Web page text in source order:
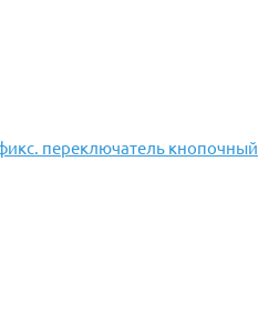
переключатель кнопочный